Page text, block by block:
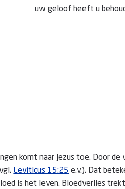
uw geloof heeft u
komt naar Jezus toe. Door de
Leviticus 15:25 e.v.). Dat
is het leven. Bloedverlies